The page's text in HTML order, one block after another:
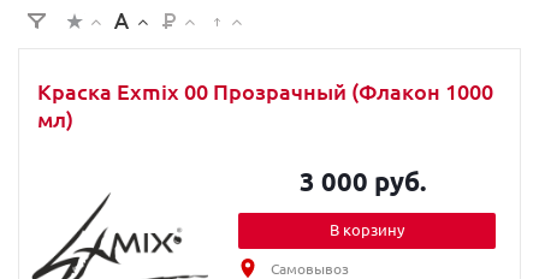
Краска Exmix 00 Прозрачный (Флакон 1000
мл)
3 000 руб.
В корзину
Самовывоз